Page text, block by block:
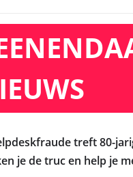
treft 80-
je de truc en help je